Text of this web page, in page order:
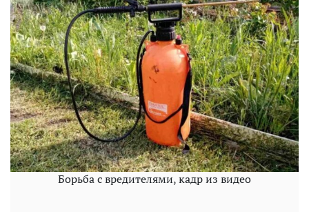
Борьба с вредителями, кадр из видео